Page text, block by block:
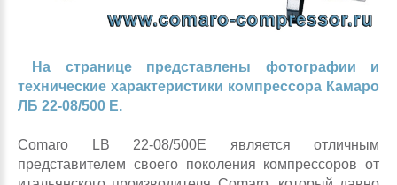
На странице представлены фотографии и
технические характеристики компрессора Камаро
ЛБ 22-08/500 Е.
Comaro LB 22-08/500E является отличным
представителем своего поколения компрессоров от